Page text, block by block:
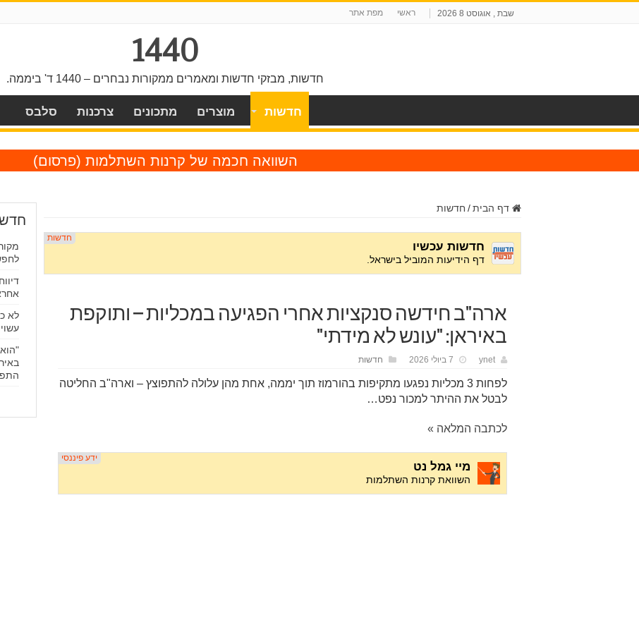
שבת , אוגוסט 8 2026 ראשי מפת אתר
1440
חדשות, מבזקי חדשות ומאמרים ממקורות נבחרים – 1440 ד' ביממה.
חדשות מוצרים מתכונים צרכנות סלבס
השוואה חכמה של קרנות השתלמות (פרסום)
דף הבית/ חדשות
ארה"ב חידשה סנקציות אחרי הפגיעה במכליות – ותוקפת
באיראן: "עונש לא מידתי"
ynet 7 ביולי 2026 חדשות
לפחות 3 מכליות נפגעו מתקיפות בהורמוז תוך יממה, אחת מהן עלולה להתפוצץ – וארה"ב החליטה
לבטל את ההיתר למכור נפט…
לכתבה המלאה »
לא